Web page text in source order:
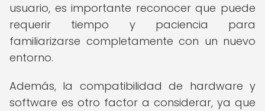
usuario, es importante reconocer que puede
requerir tiempo y paciencia para
familiarizarse completamente con un nuevo
entorno.
Además, la compatibilidad de hardware y
software es otro factor a considerar, ya que